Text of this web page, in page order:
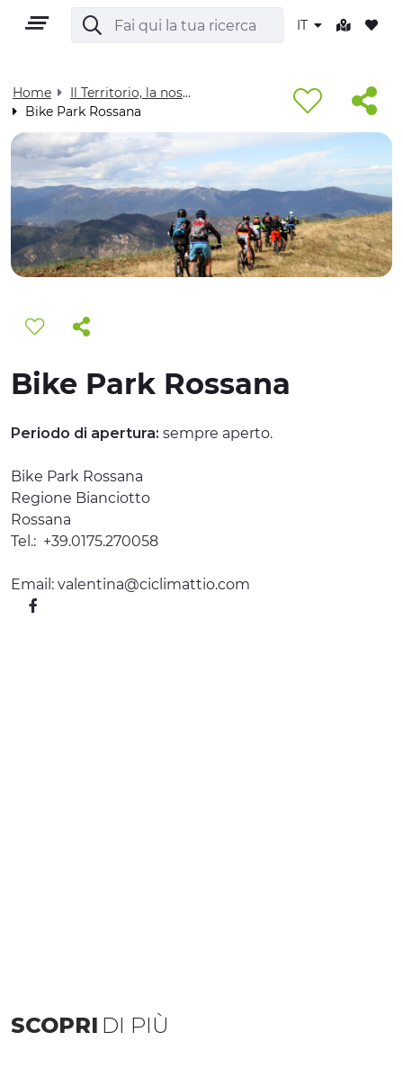
IT
IT
TERRITORIO
NATURA E BENESSERE
ESPERIENZE
EVENTI
OFFERTE
ACCOGLIENZA
Home
Il Territorio, la nostra casa - Visit Cuneese
Bike Park Rossana
Bike Park Rossana
Periodo di apertura: sempre aperto.
Bike Park Rossana
Regione Bianciotto
Rossana
Tel.: +39.0175.270058
Email: valentina@ciclimattio.com
SCOPRI DI PIÙ